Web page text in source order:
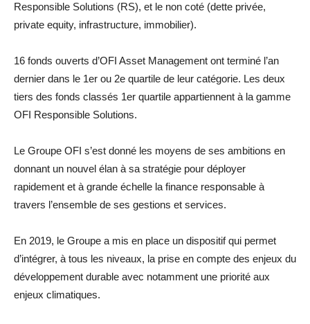
Responsible Solutions (RS), et le non coté (dette privée,
private equity, infrastructure, immobilier).
16 fonds ouverts d’OFI Asset Management ont terminé l’an
dernier dans le 1er ou 2e quartile de leur catégorie. Les deux
tiers des fonds classés 1er quartile appartiennent à la gamme
OFI Responsible Solutions.
Le Groupe OFI s’est donné les moyens de ses ambitions en
donnant un nouvel élan à sa stratégie pour déployer
rapidement et à grande échelle la finance responsable à
travers l’ensemble de ses gestions et services.
En 2019, le Groupe a mis en place un dispositif qui permet
d’intégrer, à tous les niveaux, la prise en compte des enjeux du
développement durable avec notamment une priorité aux
enjeux climatiques.